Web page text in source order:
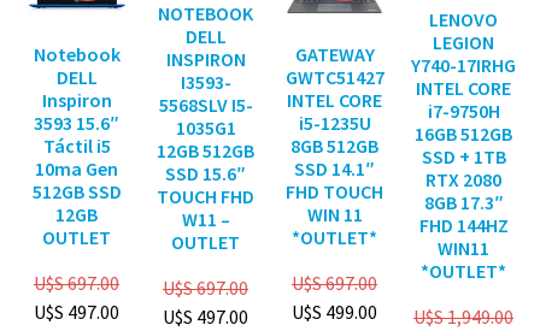
Notebook
DELL
Inspiron
3593 15.6″
Táctil i5
10ma Gen
512GB SSD
12GB
OUTLET
U$S697.00
U$S 497.00
NOTEBOOK
DELL
INSPIRON
I3593-
5568SLV I5-
1035G1
12GB 512GB
SSD 15.6″
TOUCH FHD
W11 –
OUTLET
U$S697.00
U$S 497.00
GATEWAY
GWTC51427
INTEL CORE
i5-1235U
8GB 512GB
SSD 14.1″
FHD TOUCH
WIN 11
*OUTLET*
U$S697.00
U$S 499.00
LENOVO
LEGION
Y740-17IRHG
INTEL CORE
i7-9750H
16GB 512GB
SSD + 1TB
RTX 2080
8GB 17.3″
FHD 144HZ
WIN11
*OUTLET*
U$S1,949.00